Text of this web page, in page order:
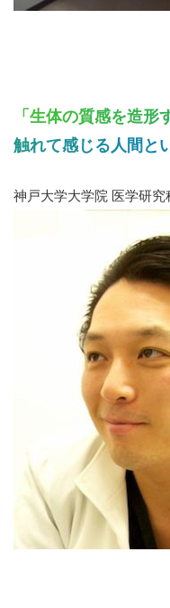
「生体の質感を造
触れて感じる人間と
神戸大学大学院 医学研